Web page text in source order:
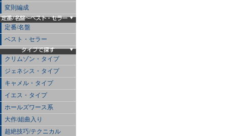
変則編成
定番/名盤
ベスト・セラー
クリムゾン・タイプ
ジェネシス・タイプ
キャメル・タイプ
イエス・タイプ
ホールズワース系
大作/組曲入り
超絶技巧/テクニカル